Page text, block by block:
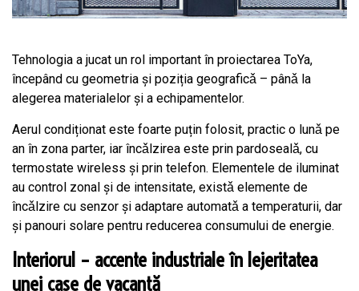
Tehnologia a jucat un rol important în proiectarea ToYa,
începând cu geometria şi poziția geograficǎ – pânǎ la
alegerea materialelor şi a echipamentelor.
Aerul condiționat este foarte puțin folosit, practic o lunǎ pe
an în zona parter, iar încǎlzirea este prin pardosealǎ, cu
termostate wireless şi prin telefon. Elementele de iluminat
au control zonal şi de intensitate, existǎ elemente de
încǎlzire cu senzor şi adaptare automatǎ a temperaturii, dar
și panouri solare pentru reducerea consumului de energie.
Interiorul – accente industriale în lejeritatea
unei case de vacanță